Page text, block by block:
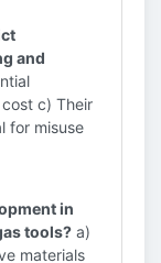
and
c) Their
for misuse
in
tools? a)
materials